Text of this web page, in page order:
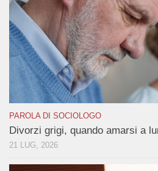
PAROLA DI SOCIOLOGO
Divorzi grigi, quando amarsi a
21 LUG, 2026